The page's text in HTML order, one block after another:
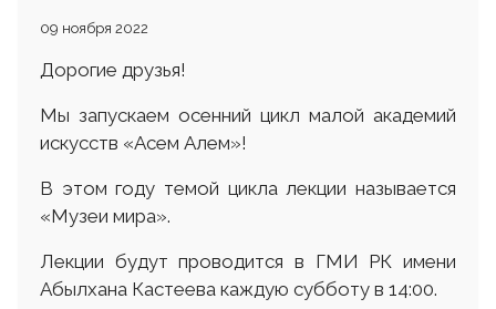
09 ноября 2022
Дорогие друзья!
Мы запускаем осенний цикл малой академий
искусств «Асем Алем»!
В этом году темой цикла лекции называется
«Музеи мира».
Лекции будут проводится в ГМИ РК имени
Абылхана Кастеева каждую субботу в 14:00.